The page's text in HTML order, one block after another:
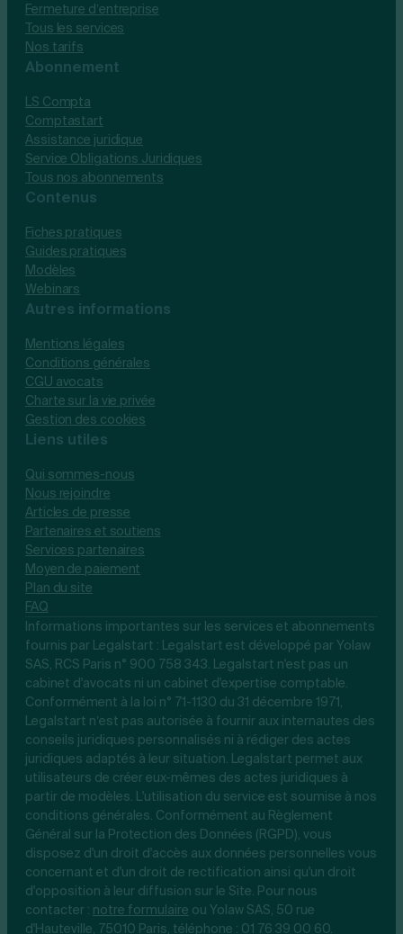
Fermeture d’entreprise
Tous les services
Nos tarifs
Abonnement
LS Compta
Comptastart
Assistance juridique
Service Obligations Juridiques
Tous nos abonnements
Contenus
Fiches pratiques
Guides pratiques
Modèles
Webinars
Autres informations
Mentions légales
Conditions générales
CGU avocats
Charte sur la vie privée
Gestion des cookies
Liens utiles
Qui sommes-nous
Nous rejoindre
Articles de presse
Partenaires et soutiens
Services partenaires
Moyen de paiement
Plan du site
FAQ
Informations importantes sur les services et abonnements
fournis par Legalstart : Legalstart est développé par Yolaw
SAS, RCS Paris n° 900 758 343. Legalstart n'est pas un
cabinet d'avocats ni un cabinet d'expertise comptable.
Conformément à la loi n° 71-1130 du 31 décembre 1971,
Legalstart n’est pas autorisée à fournir aux internautes des
conseils juridiques personnalisés ni à rédiger des actes
juridiques adaptés à leur situation. Legalstart permet aux
utilisateurs de créer eux-mêmes des actes juridiques à
partir de modèles. L'utilisation du service est soumise à nos
conditions générales. Conformément au Règlement
Général sur la Protection des Données (RGPD), vous
disposez d'un droit d'accès aux données personnelles vous
concernant et d'un droit de rectification ainsi qu'un droit
d'opposition à leur diffusion sur le Site. Pour nous
contacter : notre formulaire ou Yolaw SAS, 50 rue
d'Hauteville, 75010 Paris, téléphone : 01 76 39 00 60.